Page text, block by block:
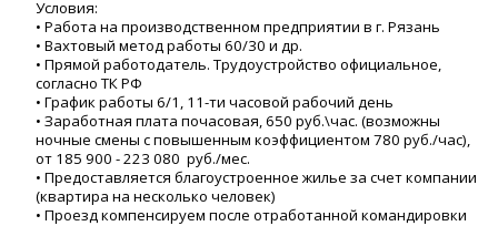
Условия:
• Работа на производственном предприятии в г. Рязань
• Вахтовый метод работы 60/30 и др.
• Прямой работодатель. Трудоустройство официальное,
согласно ТК РФ
• График работы 6/1, 11-ти часовой рабочий день
• Заработная плата почасовая, 650 руб.\час. (возможны
ночные смены с повышенным коэффициентом 780 руб./час),
от 185 900 - 223 080 руб./мес.
• Предоставляется благоустроенное жилье за счет компании
(квартира на несколько человек)
• Проезд компенсируем после отработанной командировки